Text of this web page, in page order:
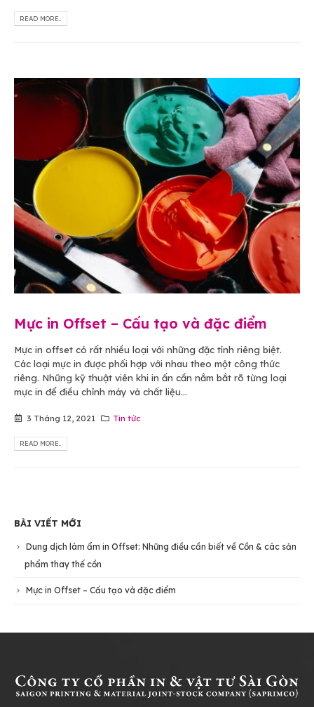
READ MORE...
Mực in Offset – Cấu tạo và đặc điểm
Mực in offset có rất nhiều loại với những đặc tính riêng biệt.
Các loại mực in được phối hợp với nhau theo một công thức
riêng. Những kỹ thuật viên khi in ấn cần nắm bắt rõ từng loại
mực in để điều chỉnh máy và chất liệu...
3 Tháng 12, 2021 Tin tức
READ MORE...
BÀI VIẾT MỚI
Dung dịch làm ẩm in Offset: Những điều cần biết về Cồn & các sản
phẩm thay thế cồn
Mực in Offset – Cấu tạo và đặc điểm